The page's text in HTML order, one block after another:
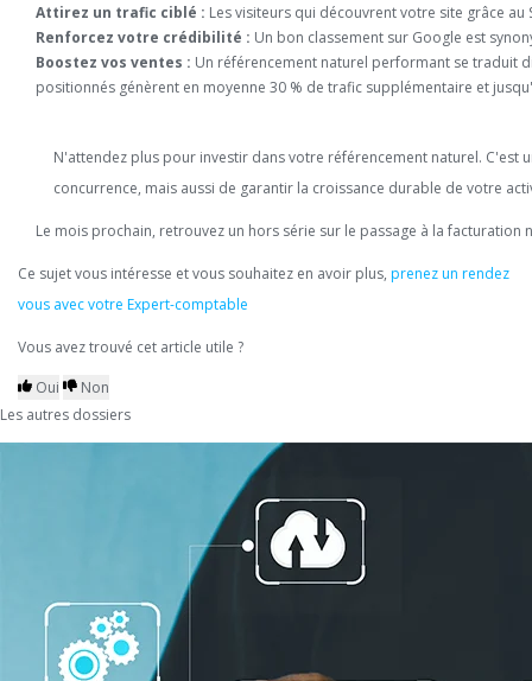
Attirez un trafic ciblé : Les visiteurs qui découvrent votre site grâce
Renforcez votre crédibilité : Un bon classement sur Google est
Boostez vos ventes : Un référencement naturel performant se traduit
positionnés génèrent en moyenne 30 % de trafic supplémentaire et
N'attendez plus pour investir dans votre référencement naturel.
concurrence, mais aussi de garantir la croissance durable de votre
Le mois prochain, retrouvez un hors série sur le passage à la
Ce sujet vous intéresse et vous souhaitez en avoir plus, prenez un rendez
vous avec votre Expert-comptable
Vous avez trouvé cet article utile ?
Oui
Non
Les autres dossiers